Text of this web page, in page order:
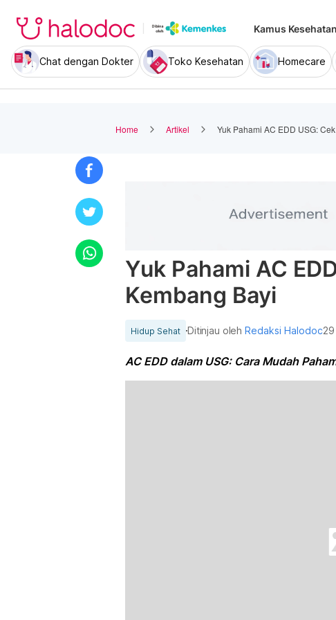
Kamus
Chat dengan Dokter Toko Kesehatan Homecare
Home Artikel Yuk Pahami AC EDD USG:
Yuk Pahami AC
Kembang Bayi
Hidup Sehat Ditinjau olehRedaksi Halodoc
AC EDD dalam USG: Cara Mudah